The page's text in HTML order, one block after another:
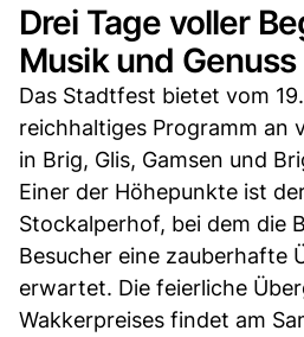
Drei Tage voller
Musik und Genuss
Das Stadtfest bietet vom
reichhaltiges Programm an
in Brig, Glis, Gamsen und
Einer der Höhepunkte ist
Stockalperhof, bei dem die
Besucher eine zauberhafte
erwartet. Die feierliche
Wakkerpreises findet am